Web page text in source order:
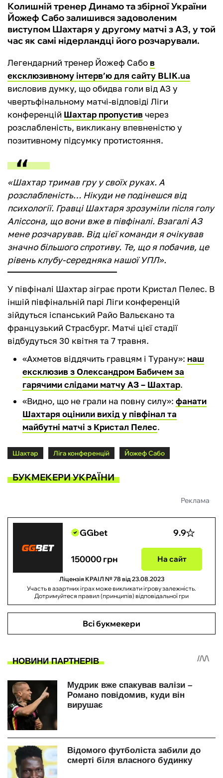
Колишній тренер Динамо та збірної України
Йожеф Сабо залишився задоволеним
виступом Шахтаря у другому матчі з АЗ, у той
час як самі нідерландці його розчарували.
Легендарний тренер Йожеф Сабо в
ексклюзивному інтерв’ю для сайту BLIK.ua
висловив думку, що обидва голи від АЗ у
чвертьфінальному матчі-відповіді Ліги
конференцій Шахтар пропустив через
розслабленість, викликану впевненістю у
позитивному підсумку протистояння.
«Шахтар тримав гру у своїх руках. А
розслабленість… Нікуди не подінешся від
психології. Гравці Шахтаря зрозуміли після голу
Аліссона, що вони вже в півфіналі. Взагалі АЗ
мене розчарував. Від цієї команди я очікував
значно більшого спротиву. Те, що я побачив, це
рівень клубу-середняка нашої УПЛ».
У півфіналі Шахтар зіграє проти Кристал Пелес. В
іншій півфінальній парі Ліги конференцій
зійдуться іспанський Райо Вальєкано та
французький Страсбург. Матчі цієї стадії
відбудуться 30 квітня та 7 травня.
«Ахметов віддячить гравцям і Турану»: наш
ексклюзив з Олександром Бабичем за
гарячими слідами матчу АЗ – Шахтар.
«Видно, що не грали на повну силу»: фанати
Шахтаря оцінили вихід у півфінал та
майбутні матчі з Кристал Пелес.
Шахтар Ліга конференцій Йожеф Сабо
БУКМЕКЕРИ УКРАЇНИ
Реклама
GGbet 9.9
150000 грн На сайт
Ліцензія КРАІЛ № 78 від 23.08.2023
Участь в азартних іграх може викликати ігрову залежність.
Дотримуйтеся правил (принципів) відповідальної гри
Всі букмекери